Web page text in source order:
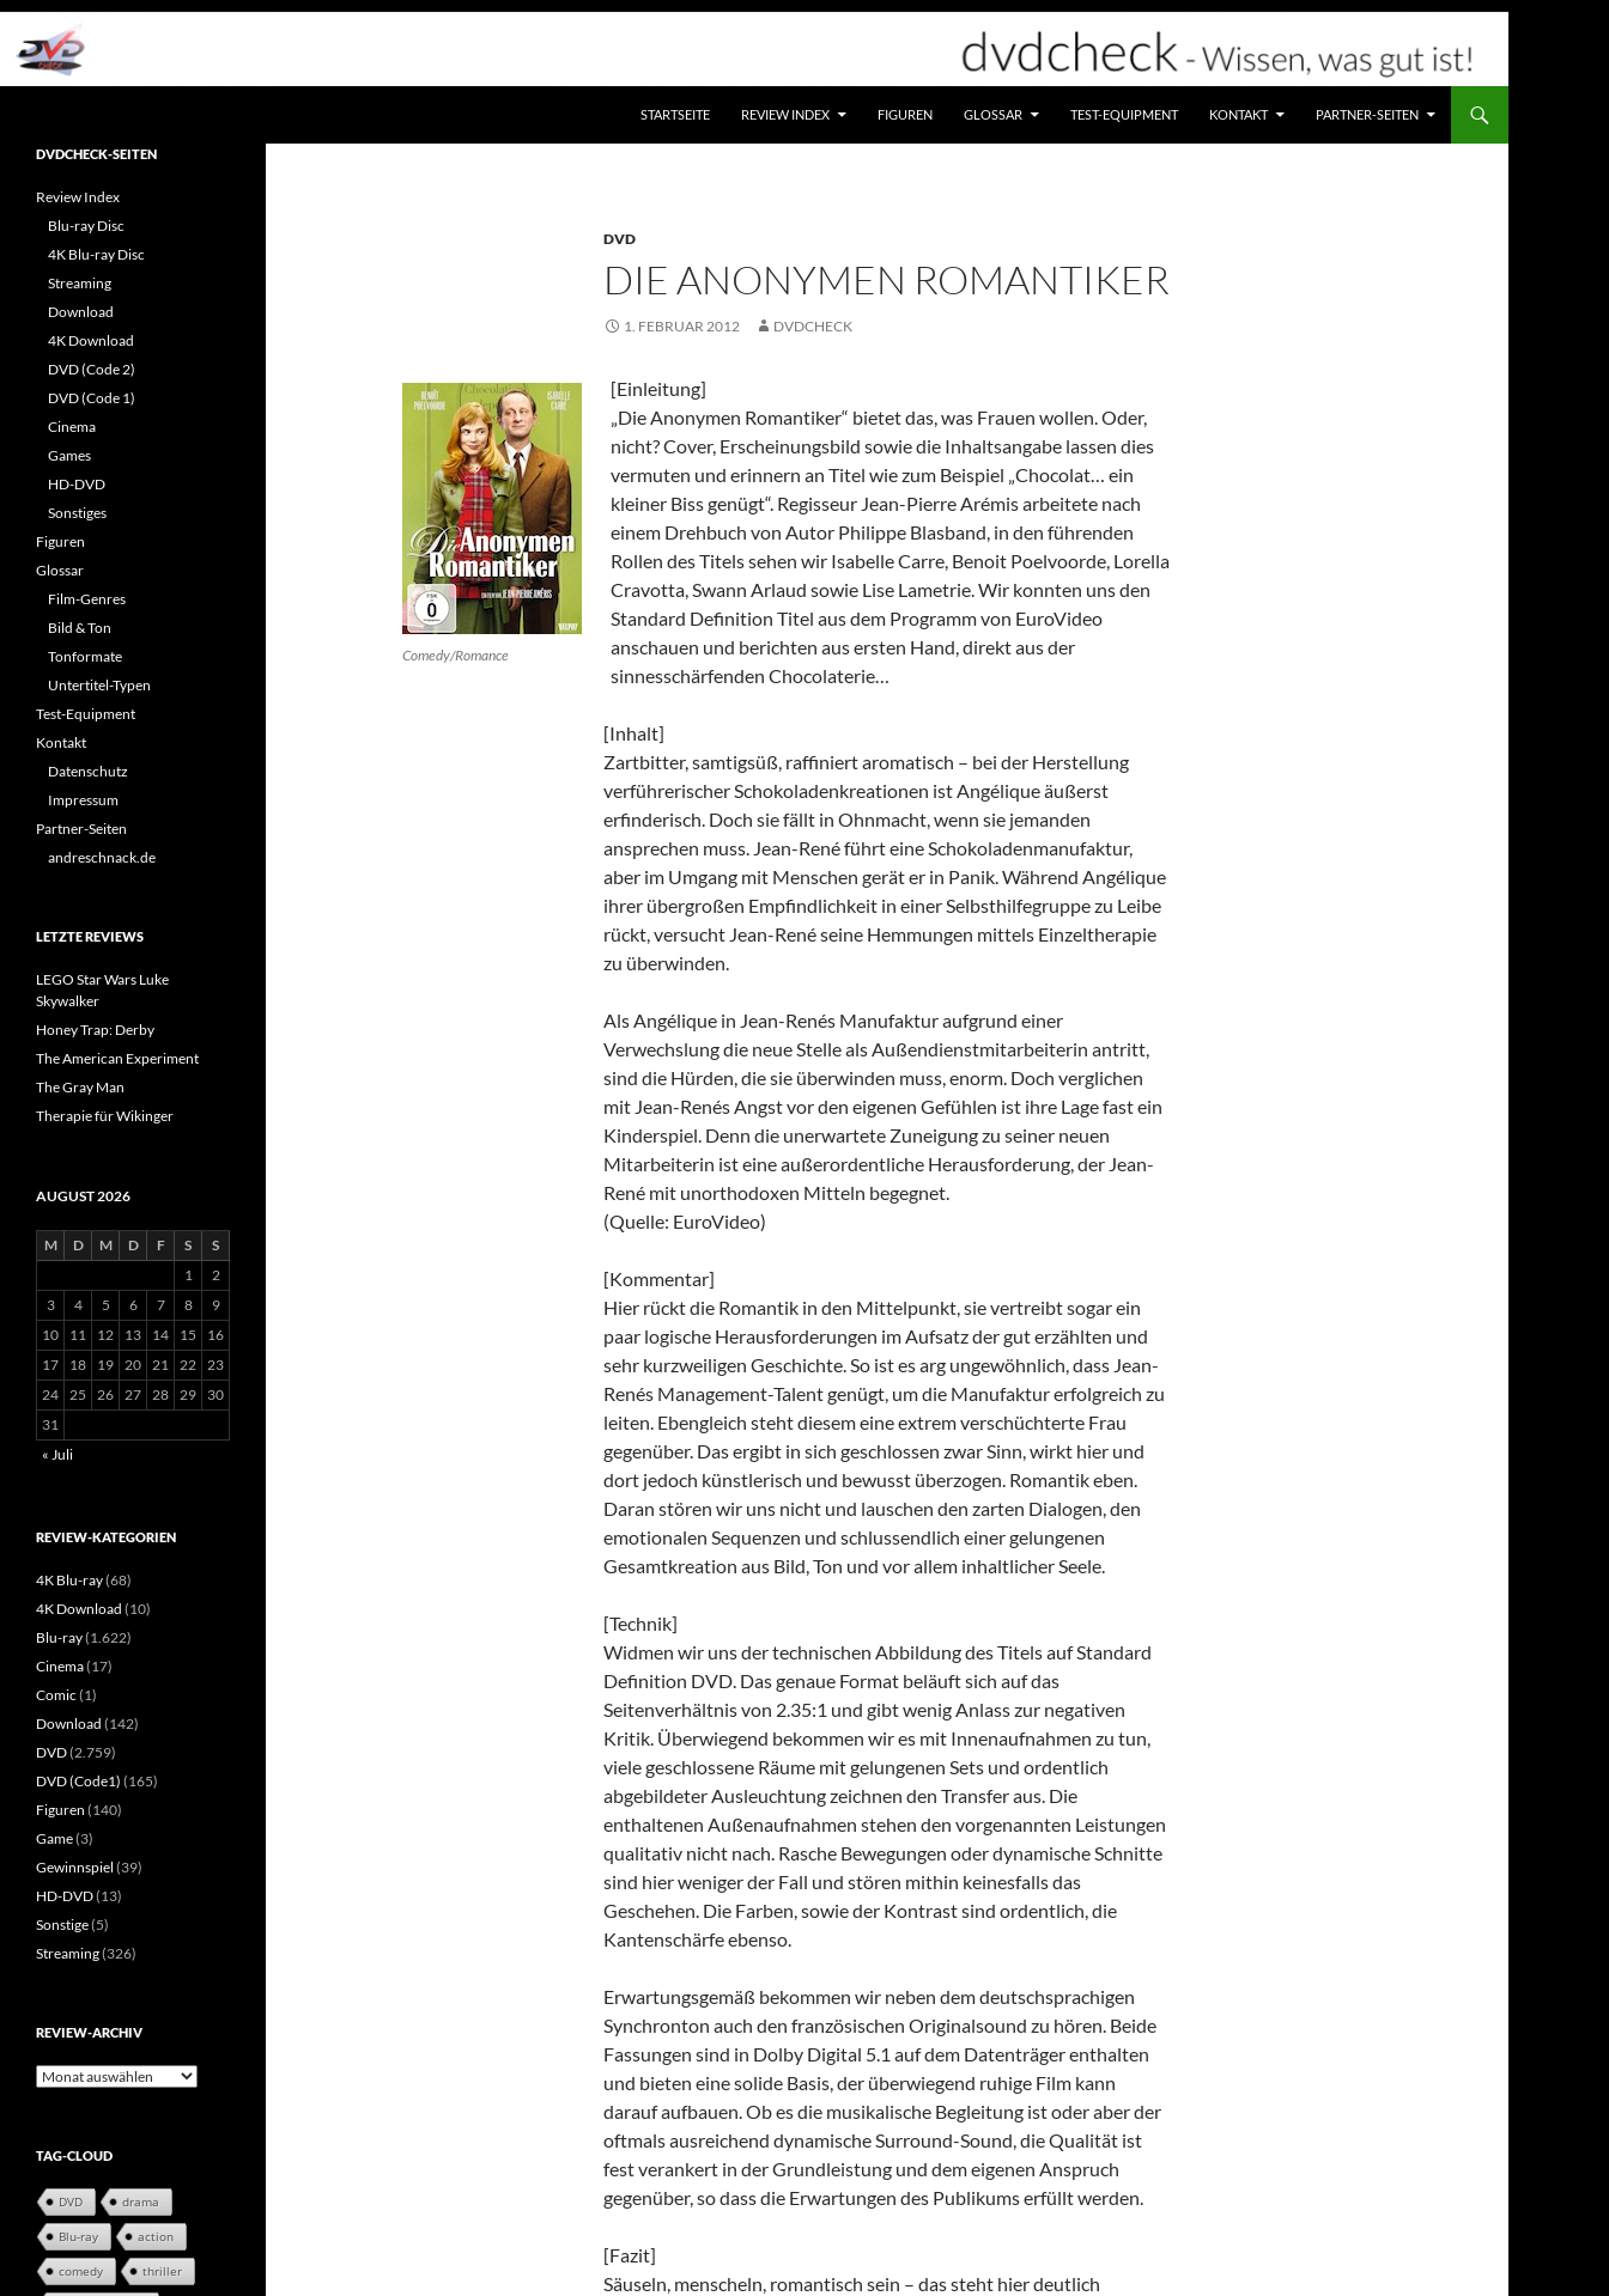
Zum
Inhalt
springen
STARTSEITE REVIEW INDEX FIGUREN GLOSSAR TEST-EQUIPMENT KONTAKT PARTNER-SEITEN
DVD
DIE ANONYMEN ROMANTIKER
1. FEBRUAR 2012 DVDCHECK
Comedy/Romance
[Einleitung]
„Die Anonymen Romantiker“ bietet das, was Frauen wollen. Oder,
nicht? Cover, Erscheinungsbild sowie die Inhaltsangabe lassen dies
vermuten und erinnern an Titel wie zum Beispiel „Chocolat… ein
kleiner Biss genügt“. Regisseur Jean-Pierre Arémis arbeitete nach
einem Drehbuch von Autor Philippe Blasband, in den führenden
Rollen des Titels sehen wir Isabelle Carre, Benoit Poelvoorde, Lorella
Cravotta, Swann Arlaud sowie Lise Lametrie. Wir konnten uns den
Standard Definition Titel aus dem Programm von EuroVideo
anschauen und berichten aus ersten Hand, direkt aus der
sinnesschärfenden Chocolaterie…
[Inhalt]
Zartbitter, samtigsüß, raffiniert aromatisch – bei der Herstellung
verführerischer Schokoladenkreationen ist Angélique äußerst
erfinderisch. Doch sie fällt in Ohnmacht, wenn sie jemanden
ansprechen muss. Jean-René führt eine Schokoladenmanufaktur,
aber im Umgang mit Menschen gerät er in Panik. Während Angélique
ihrer übergroßen Empfindlichkeit in einer Selbsthilfegruppe zu Leibe
rückt, versucht Jean-René seine Hemmungen mittels Einzeltherapie
zu überwinden.
Als Angélique in Jean-Renés Manufaktur aufgrund einer
Verwechslung die neue Stelle als Außendienstmitarbeiterin antritt,
sind die Hürden, die sie überwinden muss, enorm. Doch verglichen
mit Jean-Renés Angst vor den eigenen Gefühlen ist ihre Lage fast ein
Kinderspiel. Denn die unerwartete Zuneigung zu seiner neuen
Mitarbeiterin ist eine außerordentliche Herausforderung, der Jean-
René mit unorthodoxen Mitteln begegnet.
(Quelle: EuroVideo)
[Kommentar]
Hier rückt die Romantik in den Mittelpunkt, sie vertreibt sogar ein
paar logische Herausforderungen im Aufsatz der gut erzählten und
sehr kurzweiligen Geschichte. So ist es arg ungewöhnlich, dass Jean-
Renés Management-Talent genügt, um die Manufaktur erfolgreich zu
leiten. Ebengleich steht diesem eine extrem verschüchterte Frau
gegenüber. Das ergibt in sich geschlossen zwar Sinn, wirkt hier und
dort jedoch künstlerisch und bewusst überzogen. Romantik eben.
Daran stören wir uns nicht und lauschen den zarten Dialogen, den
emotionalen Sequenzen und schlussendlich einer gelungenen
Gesamtkreation aus Bild, Ton und vor allem inhaltlicher Seele.
[Technik]
Widmen wir uns der technischen Abbildung des Titels auf Standard
Definition DVD. Das genaue Format beläuft sich auf das
Seitenverhältnis von 2.35:1 und gibt wenig Anlass zur negativen
Kritik. Überwiegend bekommen wir es mit Innenaufnahmen zu tun,
viele geschlossene Räume mit gelungenen Sets und ordentlich
abgebildeter Ausleuchtung zeichnen den Transfer aus. Die
enthaltenen Außenaufnahmen stehen den vorgenannten Leistungen
qualitativ nicht nach. Rasche Bewegungen oder dynamische Schnitte
sind hier weniger der Fall und stören mithin keinesfalls das
Geschehen. Die Farben, sowie der Kontrast sind ordentlich, die
Kantenschärfe ebenso.
Erwartungsgemäß bekommen wir neben dem deutschsprachigen
Synchronton auch den französischen Originalsound zu hören. Beide
Fassungen sind in Dolby Digital 5.1 auf dem Datenträger enthalten
und bieten eine solide Basis, der überwiegend ruhige Film kann
darauf aufbauen. Ob es die musikalische Begleitung ist oder aber der
oftmals ausreichend dynamische Surround-Sound, die Qualität ist
fest verankert in der Grundleistung und dem eigenen Anspruch
gegenüber, so dass die Erwartungen des Publikums erfüllt werden.
[Fazit]
Säuseln, menscheln, romantisch sein – das steht hier deutlich
Reviews rund ums Heimkino &
DVDCHECK-SEITEN
Review Index
Blu-ray Disc
4K Blu-ray Disc
Streaming
Download
4K Download
DVD (Code 2)
DVD (Code 1)
Cinema
Games
HD-DVD
Sonstiges
Figuren
Glossar
Film-Genres
Bild & Ton
Tonformate
Untertitel-Typen
Test-Equipment
Kontakt
Datenschutz
Impressum
Partner-Seiten
andreschnack.de
LETZTE REVIEWS
LEGO Star Wars Luke
Skywalker
Honey Trap: Derby
The American Experiment
The Gray Man
Therapie für Wikinger
AUGUST 2026
M D M D F S
S
1
2
3
4 5 6 7 8
9
10
11 12 13 14 15
16
17
18 19 20 21 22 23
24 25 26 27 28 29
30
31
« Juli
REVIEW-KATEGORIEN
4K Blu-ray(68)
4K Download (10)
Blu-ray(1.622)
Cinema(17)
Comic (1)
Download (142)
DVD(2.759)
DVD (Code1) (165)
Figuren (140)
Game(3)
Gewinnspiel (39)
HD-DVD(13)
Sonstige(5)
Streaming(326)
REVIEW-ARCHIV
Review-
TAG-CLOUD
DVD drama
Blu-ray action
comedy thriller